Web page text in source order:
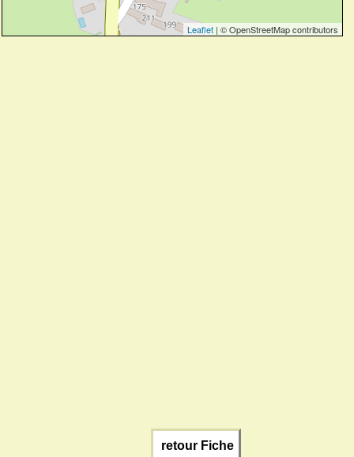
Leaflet | © OpenStreetMap contributors
retour Fiche